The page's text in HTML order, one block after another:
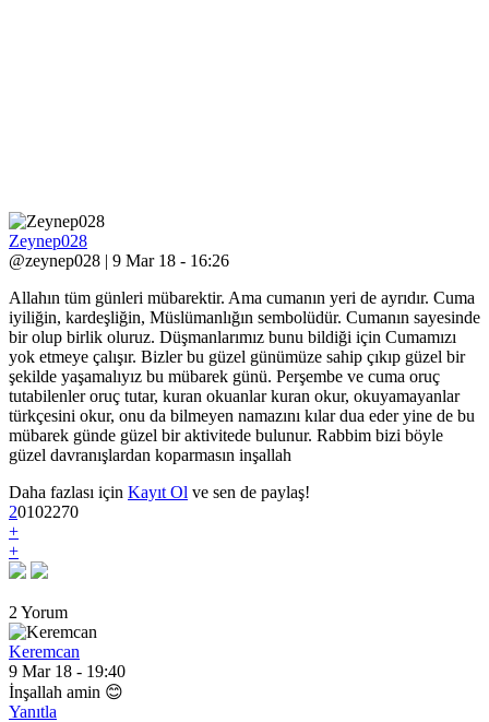
Zeynep028
@zeynep028 | 9 Mar 18 - 16:26
Allahın tüm günleri mübarektir. Ama cumanın yeri de ayrıdır. Cuma
iyiliğin, kardeşliğin, Müslümanlığın sembolüdür. Cumanın sayesinde
bir olup birlik oluruz. Düşmanlarımız bunu bildiği için Cumamızı
yok etmeye çalışır. Bizler bu güzel günümüze sahip çıkıp güzel bir
şekilde yaşamalıyız bu mübarek günü. Perşembe ve cuma oruç
tutabilenler oruç tutar, kuran okuanlar kuran okur, okuyamayanlar
türkçesini okur, onu da bilmeyen namazını kılar dua eder yine de bu
mübarek günde güzel bir aktivitede bulunur. Rabbim bizi böyle
güzel davranışlardan koparmasın inşallah
Daha fazlası için Kayıt Ol ve sen de paylaş!
20102270
+
+
2 Yorum
Keremcan
9 Mar 18 - 19:40
İnşallah amin 😊
Yanıtla